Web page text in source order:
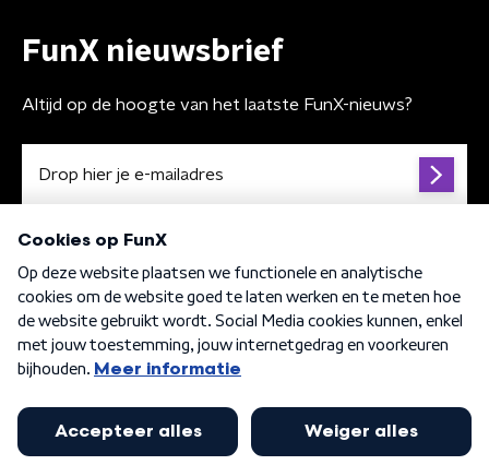
FunX nieuwsbrief
Altijd op de hoogte van het laatste FunX-nieuws?
Algemene voorwaarden Privacybeleid